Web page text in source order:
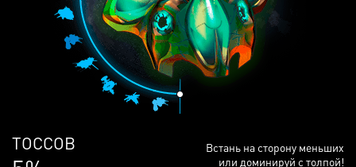
ЛЮДЕЙ
Встань на сторону меньших
или доминируй с толпой!